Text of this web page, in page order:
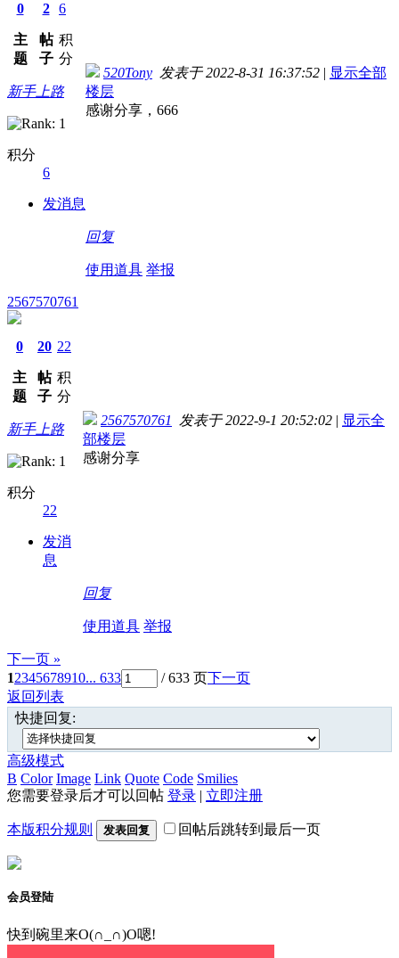
0
主
题
2
帖
子
6
积
分
新手上路
积分
6
发消息
520Tony 发表于 2022-8-31 16:37:52 | 显示全部
楼层
感谢分享，666
回复
使用道具 举报
2567570761
0
主
题
20
帖
子
22
积
分
新手上路
积分
22
发消
息
2567570761 发表于 2022-9-1 20:52:02 | 显示全
部楼层
感谢分享
回复
使用道具 举报
下一页 »
12345678910... 633 / 633 页下一页
返回列表
快捷回复:
高级模式
B Color Image Link Quote Code Smilies
您需要登录后才可以回帖 登录 | 立即注册
本版积分规则 发表回复 回帖后跳转到最后一页
会员登陆
快到碗里来O(∩_∩)O嗯!